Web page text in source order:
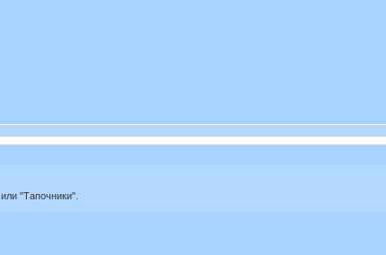
"Тапочники".